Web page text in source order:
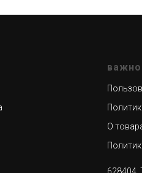
важно
О